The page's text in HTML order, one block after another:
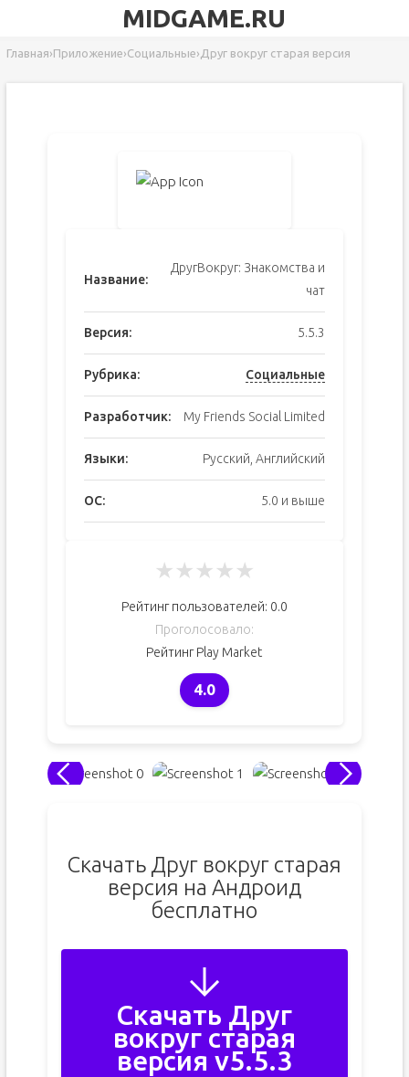
MIDGAME.RU
Главная›Приложение›Социальные› Друг вокруг старая версия
Название:
ДругВокруг: Знакомства и
чат
Версия: 5.5.3
Рубрика: Социальные
Разработчик: My Friends Social Limited
Языки: Русский, Английский
ОС: 5.0 и выше
★★★★★
Рейтинг пользователей: 0.0
Проголосовало:
Рейтинг Play Market
4.0
Скачать Друг вокруг старая
версия на Андроид
бесплатно
Скачать Друг
вокруг старая
версия v5.5.3